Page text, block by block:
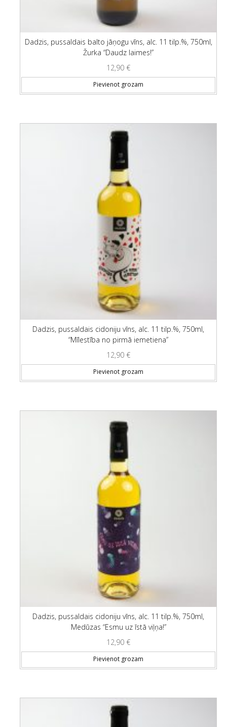
Dadzis, pussaldais balto jāņogu vīns, alc. 11 tilp.%, 750ml,
Žurka “Daudz laimes!”
12,90 €
Pievienot grozam
Dadzis, pussaldais cidoniju vīns, alc. 11 tilp.%, 750ml,
“Mīlestība no pirmā iemetiena”
12,90 €
Pievienot grozam
Dadzis, pussaldais cidoniju vīns, alc. 11 tilp.%, 750ml,
Medūzas “Esmu uz īstā viļņa!”
12,90 €
Pievienot grozam